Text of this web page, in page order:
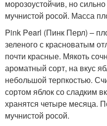
морозоустойчив, но
мучнистой росой. Масса
Pink Pearl (Пинк Перл) –
зеленого с красноватым
почти красные. Мякоть
ароматный сорт, на вкус
небольшой терпкостью.
сортом яблок со сладким
хранятся четыре месяца.
мучнистой росой.